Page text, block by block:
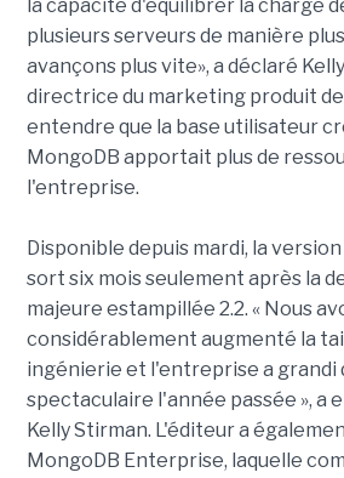
la capacité d'équilibrer la charge
plusieurs serveurs de manière
avançons plus vite», a déclaré
directrice du marketing produit de
entendre que la base utilisateur
MongoDB apportait plus de
l'entreprise.
Disponible depuis mardi, la
sort six mois seulement après la
majeure estampillée 2.2. « Nous
considérablement augmenté la
ingénierie et l'entreprise a grandi
spectaculaire l'année passée », a
Kelly Stirman. L'éditeur a
MongoDB Enterprise, laquelle